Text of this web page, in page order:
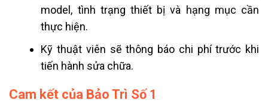
model, tình trạng thiết bị và hạng mục cần
thực hiện.
Kỹ thuật viên sẽ thông báo chi phí trước khi
tiến hành sửa chữa.
Cam kết của Bảo Trì Số 1